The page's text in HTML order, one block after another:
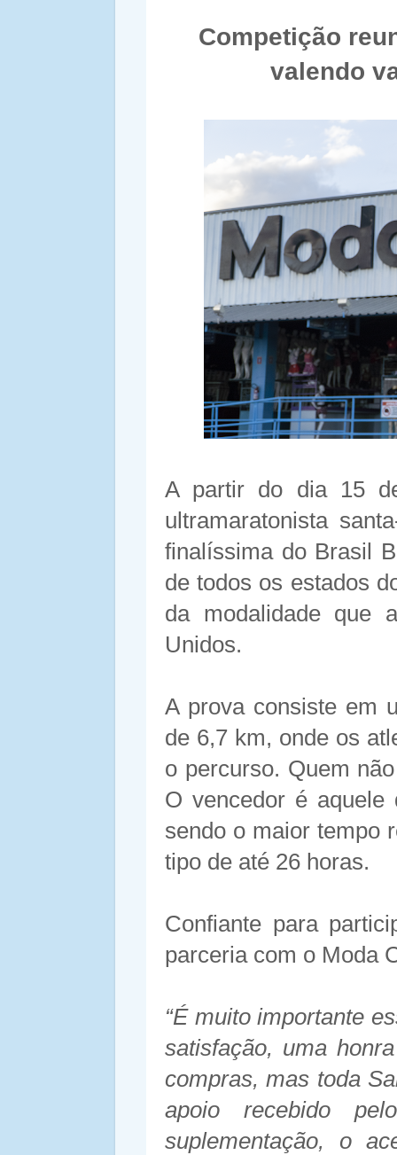
Competição
valendo
A partir do dia 15
ultramaratonista
finalíssima do Brasil
de todos os estados
da modalidade que
Unidos.
A prova consiste em
de 6,7 km, onde os
o percurso. Quem
O vencedor é aquele
sendo o maior tempo
tipo de até 26 horas.
Confiante para
parceria com o Moda
“É muito importante
satisfação, uma
compras, mas toda
apoio recebido
suplementação, o